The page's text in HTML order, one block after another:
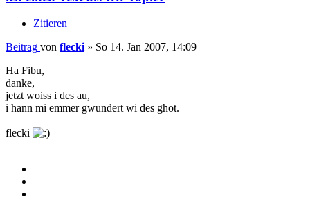
Zitieren
Beitrag von flecki » So 14. Jan 2007, 14:09
Ha Fibu,
danke,
jetzt woiss i des au,
i hann mi emmer gwundert wi des ghot.
flecki